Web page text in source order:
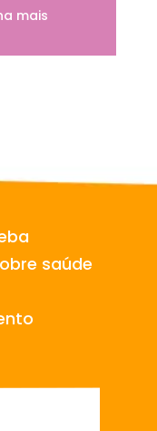
mais
saúde